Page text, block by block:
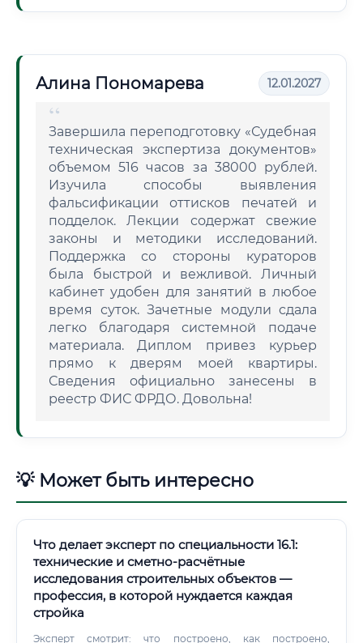
Алина Пономарева 12.01.2027
Завершила переподготовку «Судебная
техническая экспертиза документов»
объемом 516 часов за 38000 рублей.
Изучила способы выявления
фальсификации оттисков печатей и
подделок. Лекции содержат свежие
законы и методики исследований.
Поддержка со стороны кураторов
была быстрой и вежливой. Личный
кабинет удобен для занятий в любое
время суток. Зачетные модули сдала
легко благодаря системной подаче
материала. Диплом привез курьер
прямо к дверям моей квартиры.
Сведения официально занесены в
реестр ФИС ФРДО. Довольна!
💡 Может быть интересно
Что делает эксперт по специальности 16.1:
технические и сметно-расчётные
исследования строительных объектов —
профессия, в которой нуждается каждая
стройка
Эксперт смотрит: что построено, как построено,